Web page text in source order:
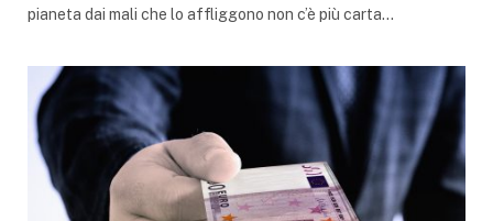
pianeta dai mali che lo affliggono non c’è più carta…